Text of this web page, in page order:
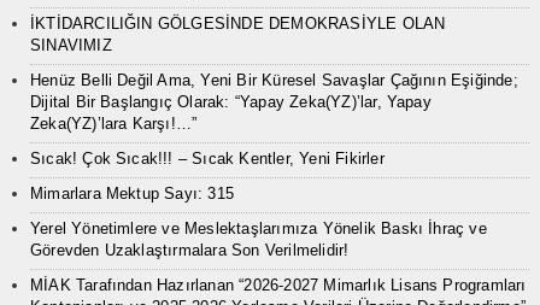
İKTİDARCILIĞIN GÖLGESİNDE DEMOKRASİYLE OLAN
SINAVIMIZ
Henüz Belli Değil Ama, Yeni Bir Küresel Savaşlar Çağının Eşiğinde;
Dijital Bir Başlangıç Olarak: “Yapay Zeka(YZ)’lar, Yapay
Zeka(YZ)’lara Karşı!…”
Sıcak! Çok Sıcak!!! – Sıcak Kentler, Yeni Fikirler
Mimarlara Mektup Sayı: 315
Yerel Yönetimlere ve Meslektaşlarımıza Yönelik Baskı İhraç ve
Görevden Uzaklaştırmalara Son Verilmelidir!
MİAK Tarafından Hazırlanan “2026-2027 Mimarlık Lisans Programları